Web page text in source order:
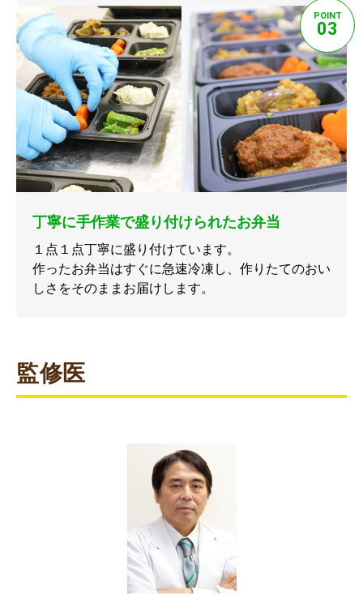
POINT
03
丁寧に手作業で盛り付けられたお弁当
１点１点丁寧に盛り付けています。
作ったお弁当はすぐに急速冷凍し、作りたてのおい
しさをそのままお届けします。
監修医